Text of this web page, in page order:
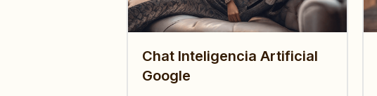
Chat Inteligencia Artificial
Google